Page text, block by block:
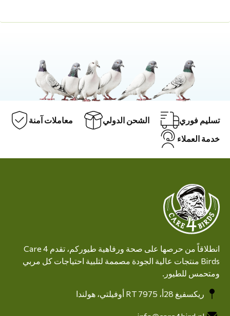
تسليم فوري الشحن الدولي
معاملات آمنة
خدمة العملاء
انطلاقاً من حرصها على صحة ورفاهية طيوركم، تقدم Care 4
Birds منتجات عالية الجودة مصممة لتلبية احتياجات كل مربي
ومتحمس للطيور.
ريكسفيغ 28أ، 7975 RT أوفيلتي، هولندا